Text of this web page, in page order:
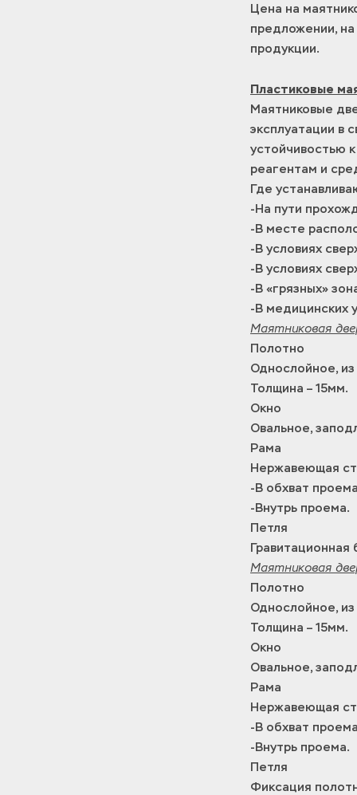
Цена на
предложении,
продукции.
Пластиковые
Маятниковые
эксплуатации в
устойчивостью
реагентам и
Где
-На пути
-В месте
-В условиях
-В условиях
-В «грязных»
-В медицинских
Маятниковая
Полотно
Однослойное,
Толщина – 15мм.
Окно
Овальное,
Рама
Нержавеющая
-В обхват
-Внутрь проема.
Петля
Маятниковая
Полотно
Однослойное,
Толщина – 15мм.
Окно
Овальное,
Рама
Нержавеющая
-В обхват
-Внутрь проема.
Петля
Фиксация